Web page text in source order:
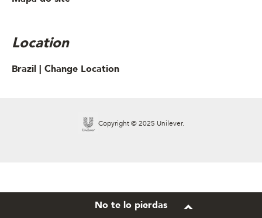
Location
Brazil | Change Location
Copyright © 2025 Unilever.
No te lo pierdas